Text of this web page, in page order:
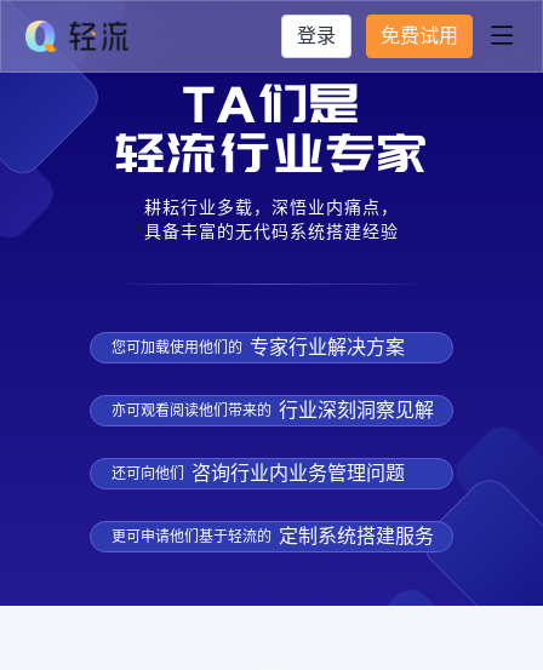
登录 免费试用 
耕耘行业多载，深悟业内痛点，
具备丰富的无代码系统搭建经验
您可加载使用他们的 专家行业解决方案
亦可观看阅读他们带来的 行业深刻洞察见解
还可向他们 咨询行业内业务管理问题
更可申请他们基于轻流的 定制系统搭建服务